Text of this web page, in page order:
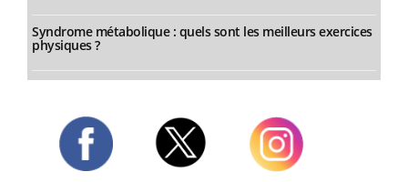
Syndrome métabolique : quels sont les meilleurs exercices
physiques ?